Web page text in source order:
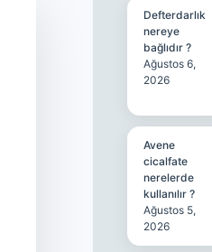
Defterdarlık
nereye
bağlıdır ?
Ağustos 6,
2026
Avene
cicalfate
nerelerde
kullanılır ?
Ağustos 5,
2026